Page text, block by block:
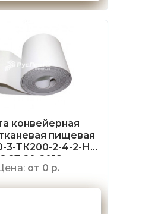
конвейерная
пищевая
3-ТК200-2-4-2-НБ
20-2018
от 0 р.